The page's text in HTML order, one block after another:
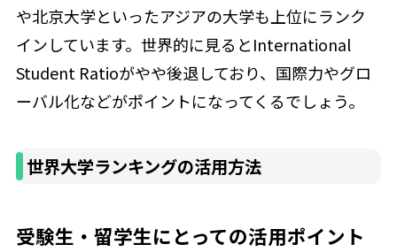
や北京大学といったアジアの大学も上位にランク
インしています。世界的に見るとInternational
Student Ratioがやや後退しており、国際力やグロ
ーバル化などがポイントになってくるでしょう。
世界大学ランキングの活用方法
受験生・留学生にとっての活用ポイント